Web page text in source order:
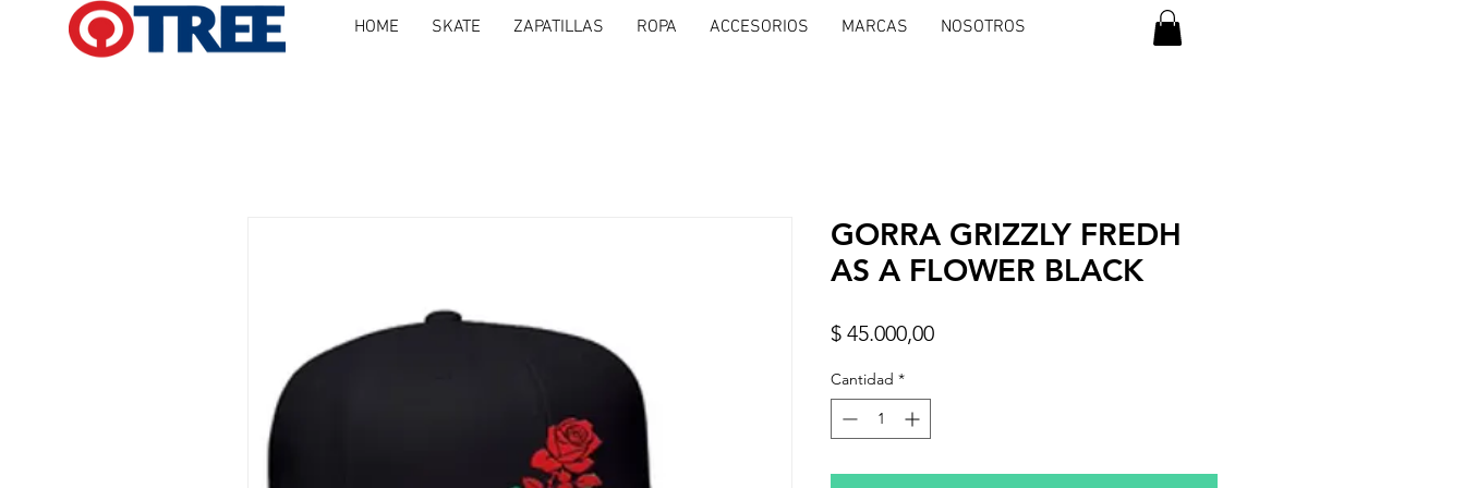
HOME SKATE ZAPATILLAS ROPA ACCESORIOS MARCAS NOSOTROS
GORRA GRIZZLY FREDH
AS A FLOWER BLACK
$ 45.000,00Precio
Cantidad *